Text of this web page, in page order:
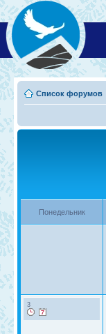
Список форумов
Понедельник
3